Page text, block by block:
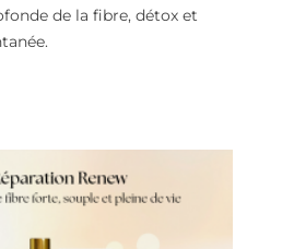
de la fibre, détox et